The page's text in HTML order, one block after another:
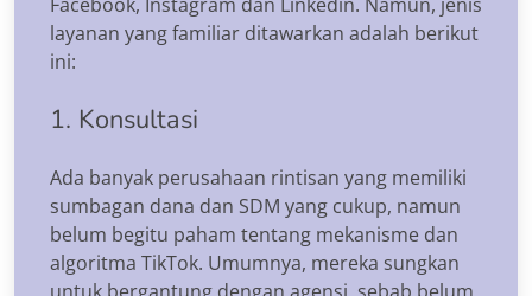
layanan yang familiar ditawarkan adalah berikut
ini:
1. Konsultasi
Ada banyak perusahaan rintisan yang memiliki
sumbagan dana dan SDM yang cukup, namun
belum begitu paham tentang mekanisme dan
algoritma TikTok. Umumnya, mereka sungkan